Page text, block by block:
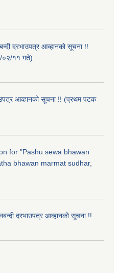
दरभाउपत्र आव्हानको सूचना !!
०२/११ गते)
आव्हानको सूचना !! (प्रथम पटक
for "Pashu sewa bhawan
bhawan marmat sudhar,
दरभाउपत्र आव्हानको सूचना !!